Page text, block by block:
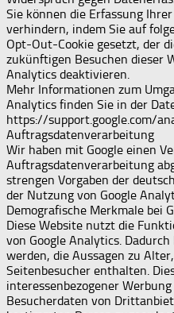
Sie können die Erfassung
verhindern, indem Sie auf
Opt-Out-Cookie gesetzt, der
zukünftigen Besuchen dieser
Analytics deaktivieren.
Mehr Informationen zum
Analytics finden Sie in der
https://support.google.com/
Auftragsdatenverarbeitung
Wir haben mit Google einen
Auftragsdatenverarbeitung
strengen Vorgaben der
der Nutzung von Google
Demografische Merkmale bei
Diese Website nutzt die
von Google Analytics.
werden, die Aussagen zu
Seitenbesucher enthalten.
interessenbezogener
Besucherdaten von